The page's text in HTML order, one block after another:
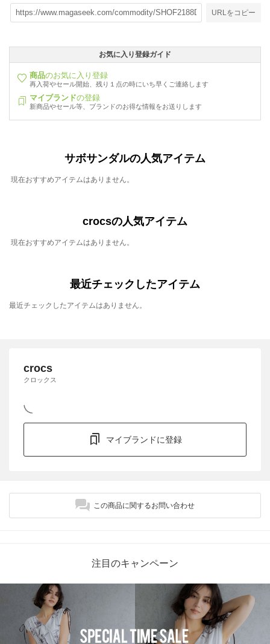
URLをコピー
お気に入り登録ガイド
商品のお気に入り登録
再入荷やセール開始、残り１点の時にいち早くご連絡します
マイブランドの登録
新商品やセール等、ブランドのお得な情報をお送りします
サボサンダルの人気アイテム
現在おすすめアイテムはありません。
crocsの人気アイテム
現在おすすめアイテムはありません。
最近チェックしたアイテム
最近チェックしたアイテムはありません。
crocs
クロックス
マイブランドに登録
この商品に関するお問い合わせ
注目のキャンペーン